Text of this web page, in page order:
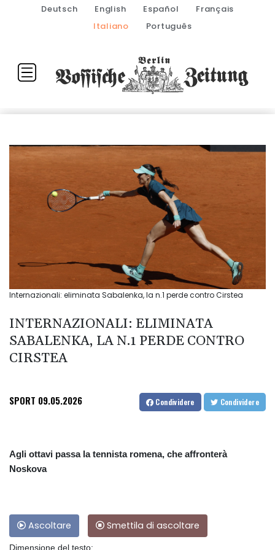
Deutsch English Español
Français
Italiano
Português
Internazionali: eliminata Sabalenka, la n.1 perde contro Cirstea
INTERNAZIONALI: ELIMINATA
SABALENKA, LA N.1 PERDE CONTRO
CIRSTEA
SPORT 09.05.2026 Condividere Condividere
Agli ottavi passa la tennista romena, che affronterà
Noskova
Ascoltare Smettila di ascoltare
Dimensione del testo: